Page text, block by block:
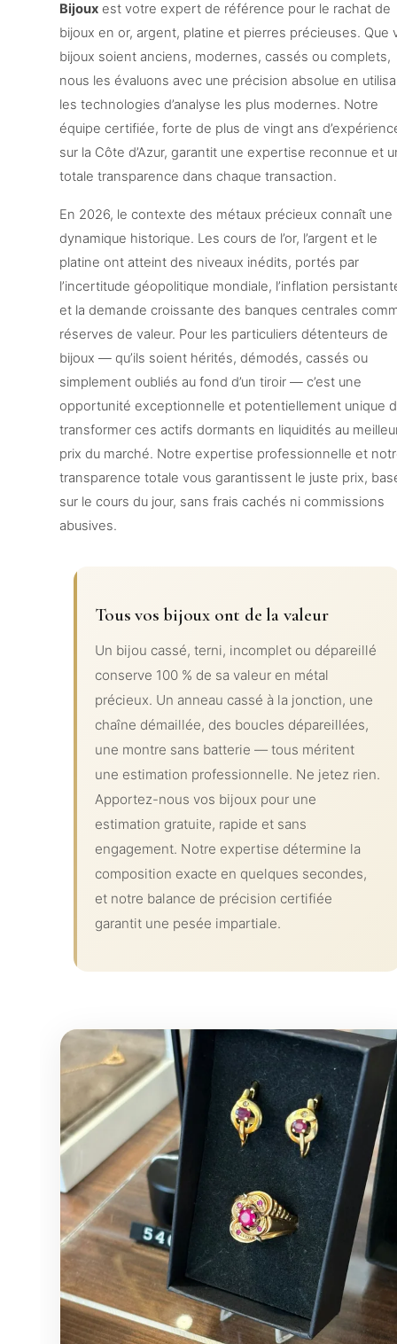
Bijoux est votre expert de référence pour le rachat de
bijoux en or, argent, platine et pierres précieuses. Que
bijoux soient anciens, modernes, cassés ou complets,
nous les évaluons avec une précision absolue en
les technologies d’analyse les plus modernes. Notre
équipe certifiée, forte de plus de vingt ans
sur la Côte d’Azur, garantit une expertise reconnue et
totale transparence dans chaque transaction.
En 2026, le contexte des métaux précieux connaît une
dynamique historique. Les cours de l’or, l’argent et le
platine ont atteint des niveaux inédits, portés par
l’incertitude géopolitique mondiale, l’inflation
et la demande croissante des banques centrales
réserves de valeur. Pour les particuliers détenteurs de
bijoux — qu’ils soient hérités, démodés, cassés ou
simplement oubliés au fond d’un tiroir — c’est une
opportunité exceptionnelle et potentiellement unique
transformer ces actifs dormants en liquidités au
prix du marché. Notre expertise professionnelle et
transparence totale vous garantissent le juste prix,
sur le cours du jour, sans frais cachés ni commissions
abusives.
Tous vos bijoux ont de la valeur
Un bijou cassé, terni, incomplet ou dépareillé
conserve 100 % de sa valeur en métal
précieux. Un anneau cassé à la jonction, une
chaîne démaillée, des boucles dépareillées,
une montre sans batterie — tous méritent
une estimation professionnelle. Ne jetez rien.
Apportez-nous vos bijoux pour une
estimation gratuite, rapide et sans
engagement. Notre expertise détermine la
composition exacte en quelques secondes,
et notre balance de précision certifiée
garantit une pesée impartiale.